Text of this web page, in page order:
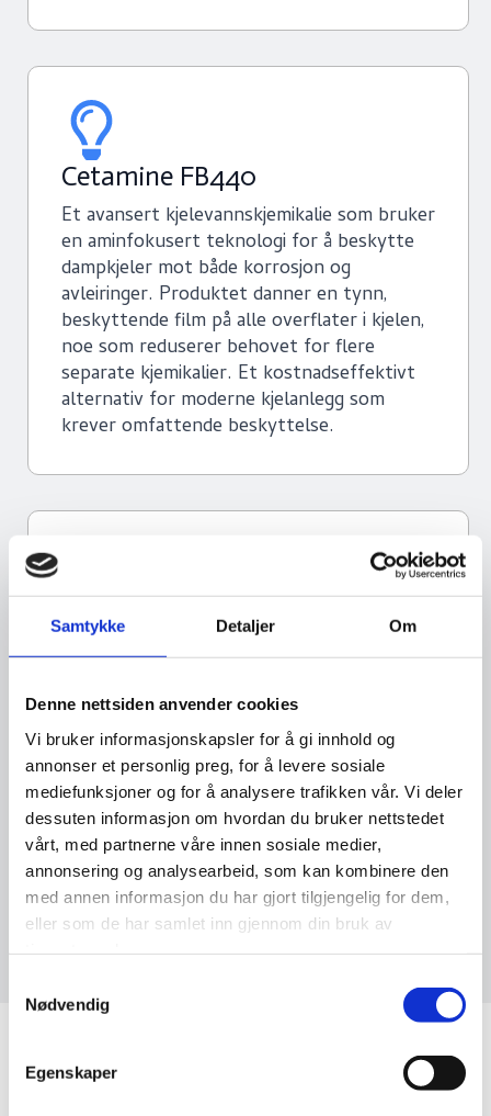
Samtykke Detaljer Om
Denne nettsiden anvender cookies
Vi bruker informasjonskapsler for å gi innhold og
annonser et personlig preg, for å levere sosiale
mediefunksjoner og for å analysere trafikken vår. Vi deler
dessuten informasjon om hvordan du bruker nettstedet
vårt, med partnerne våre innen sosiale medier,
annonsering og analysearbeid, som kan kombinere den
med annen informasjon du har gjort tilgjengelig for dem,
eller som de har samlet inn gjennom din bruk av
Nødvendig
Egenskaper
Cetamine FB440
Et avansert kjelevannskjemikalie som bruker
en aminfokusert teknologi for å beskytte
dampkjeler mot både korrosjon og
avleiringer. Produktet danner en tynn,
beskyttende film på alle overflater i kjelen,
noe som reduserer behovet for flere
separate kjemikalier. Et kostnadseffektivt
alternativ for moderne kjelanlegg som
krever omfattende beskyttelse.
DreeM Polymer
Spesielt utviklet for å bekjempe kalk og
avleiringer ved å binde mineraler i vannet.
Dette opprettholder effektiv
varmeoverføring og reduserer behovet for
rengjøring. Et ideelt produkt for systemer
som er utsatt for høye nivåer av kalsium og
silisium.